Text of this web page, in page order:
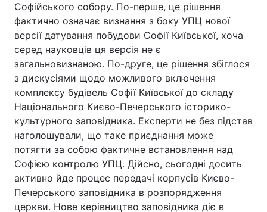
Тема оформлення
Софійського собору. По-перше, це рішення
фактично означає визнання з боку УПЦ нової
версії датування побудови Софії Київської, хоча
серед науковців ця версія не є
загальновизнаною. По-друге, це рішення збіглося
з дискусіями щодо можливого включення
комплексу будівель Софії Київської до складу
Національного Києво-Печерського історико-
культурного заповідника. Експерти не без підстав
наголошували, що таке приєднання може
потягти за собою фактичне встановлення над
Софією контролю УПЦ. Дійсно, сьогодні досить
активно йде процес передачі корпусів Києво-
Печерського заповідника в розпорядження
церкви. Нове керівництво заповідника діє в